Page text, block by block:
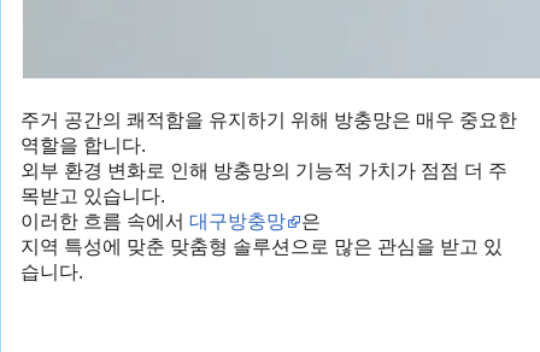
주거 공간의 쾌적함을 유지하기 위해 방충망은 매우 중요한
역할을 합니다.
외부 환경 변화로 인해 방충망의 기능적 가치가 점점 더 주
목받고 있습니다.
이러한 흐름 속에서 대구방충망
은
지역 특성에 맞춘 맞춤형 솔루션으로 많은 관심을 받고 있
습니다.